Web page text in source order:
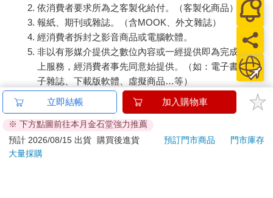
依消費者要求所為之客製化給付。（客製化商品）
報紙、期刊或雜誌。（含MOOK、外文雜誌）
經消費者拆封之影音商品或電腦軟體。
非以有形媒介提供之數位內容或一經提供即為完成之線
上服務，經消費者事先同意始提供。（如：電子書、電
子雜誌、下載版軟體、虛擬商品…等）
已拆封之個人衛生用品。（如：內衣褲、刮鬍刀、除毛
若非上列種類商品，均享有到貨7天的猶豫期（含例假
日）。
辦理退換貨時，商品（組合商品恕無法接受單獨退貨）必須
立即結帳 加入購物車
※ 下方點圖前往本月金石堂強力推薦
預計 2026/08/15 出貨
購買後進貨 預訂門市商品
門市庫存
大量採購